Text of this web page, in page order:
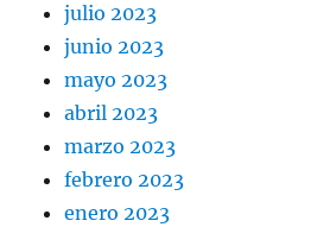
julio 2023
junio 2023
mayo 2023
abril 2023
marzo 2023
febrero 2023
enero 2023